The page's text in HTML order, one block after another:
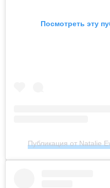
Посмотреть эту
Публикация от Natalie